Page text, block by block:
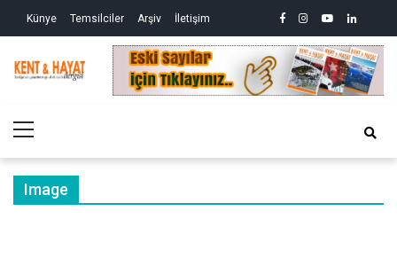
Künye Temsilciler Arşiv İletişim facebook
instagram
youtubelinkedin
ve
Kent&Hayat
Yönetim ve Genel Aktüalite Dergisi
Menu
Image